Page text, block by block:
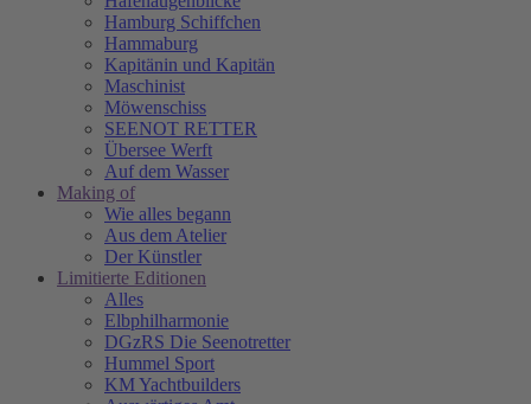
Hamburg Schiffchen
Hammaburg
Kapitänin und Kapitän
Maschinist
Möwenschiss
SEENOT RETTER
Übersee Werft
Auf dem Wasser
Making of
Wie alles begann
Aus dem Atelier
Der Künstler
Limitierte Editionen
Alles
Elbphilharmonie
DGzRS Die Seenotretter
Hummel Sport
KM Yachtbuilders